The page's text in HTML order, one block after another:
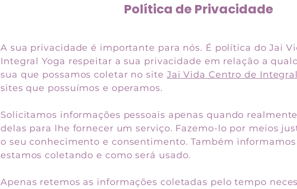
Política de Privacidade
A sua privacidade é importante para nós. É política do Jai
Integral Yoga respeitar a sua privacidade em relação a
sua que possamos coletar no site Jai Vida Centro de
sites que possuímos e operamos.
Solicitamos informações pessoais apenas quando
delas para lhe fornecer um serviço. Fazemo-lo por meios
o seu conhecimento e consentimento. Também
estamos coletando e como será usado.
Apenas retemos as informações coletadas pelo tempo